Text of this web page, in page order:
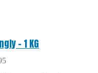
- 1 KG